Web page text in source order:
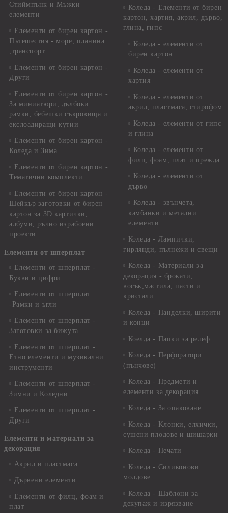
Стиймпънк и Мъжки
елементи
Елементи от бирен картон -
Пътешестия - море, планина
,транспорт
Елементи от бирен картон -
Други
Елементи от бирен картон -
За миниатюри, дълбоки
рамки, бебешки съкровища и
екслоадиращи кутии
Елементи от бирен картон -
Коледа и Зима
Елементи от бирен картон -
Тематични комплекти
Елементи от бирен картон -
Шейкър заготовки от бирен
картон за 3D картички,
албуми, ръчно израбоени
проекти
Елементи от шперплат
Елементи от шперплат -
Букви и цифри
Елементи от шперплат
-Рамки и ъгли
Елементи от шперплат -
Заготовки за бижута
Елементи от шперплат -
Етно елементи и музикални
инструменти
Елементи от шперплат -
Зимни и Коледни
Елементи от шперплат -
Други
Елементи и материали за
декорация
Акрил и пластмаса
Дървени елементи
Елементи от филц, фоам и
плат
Коледа - Eлементи от бирен
картон, хартия, акрил, дърво,
глина, гипс
Коледа - елементи от
бирен картон
Коледа - елементи от
хартия
Коледа - елементи от
акрил, пластмаса, стирофом
Коледа - елементи от гипс
и глина
Коледа - елементи от
филц, фоам, плат и прежда
Коледа - елементи от
дърво
Коледа - звънчета,
камбанки и метални
елементи
Коледа - Лампички,
гирлянди, пълнежи и свещи
Коледа - Материали за
декорация - брокати,
восък,мастила, пасти и
кристали
Коледа - Панделки, ширити
и конци
Коелда - Папки за релеф
Коледа - Перфоратори
(пънчове)
Коледа - Предмети и
елементи за декорация
Коледа - За опаковане
Коледа - Kлонки, елхички,
сушени плодове и шишарки
Коледа - Печати
Коледа - Силиконови
молдове
Коледа - Шаблони за
декупаж и изрязване